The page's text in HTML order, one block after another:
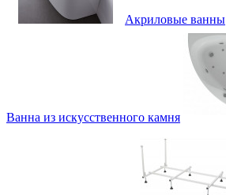
Акриловые ванны
Ванна из искусственного камня